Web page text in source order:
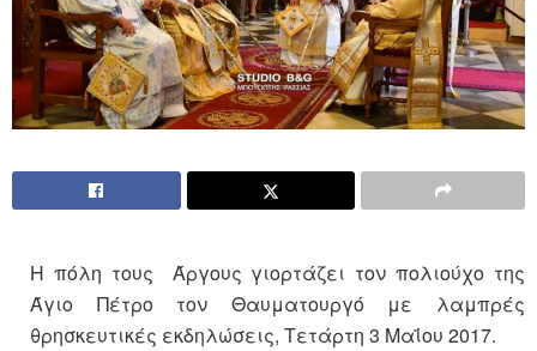
Η πόλη τους Άργους γιορτάζει τον πολιούχο της
Άγιο Πέτρο τον Θαυματουργό με λαμπρές
θρησκευτικές εκδηλώσεις, Τετάρτη 3 Μαΐου 2017.